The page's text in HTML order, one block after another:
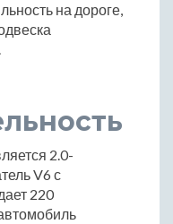
на дороге,
2.0-
V6 с
220